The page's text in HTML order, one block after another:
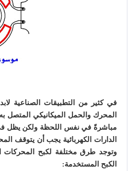
في كثير من التطبيقات الصناعية
المحرك والحمل الميكانيكي
مباشرةً في نفس اللحظة ولكن يظل
الدارات الكهربائية يجب أن يتوقف
وتوجد طرق مختلفة لكبح المحركات
الكبح المستخدمة: